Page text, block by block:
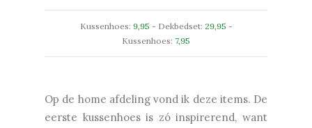
Kussenhoes: 9,95 - Dekbedset: 29,95 -
Kussenhoes: 7,95
Op de home afdeling vond ik deze items. De
eerste kussenhoes is zó inspirerend, want